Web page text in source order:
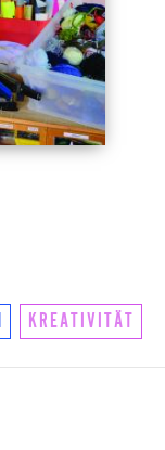
KREATIVITÄT